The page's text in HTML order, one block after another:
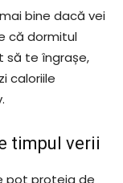
bine dacă vei
că dormitul
să te îngrașe,
caloriile
timpul verii
pot proteja de